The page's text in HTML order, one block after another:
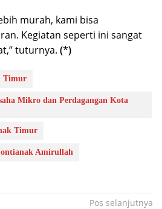
murah, kami bisa
Kegiatan seperti ini sangat
tuturnya. (*)
Timur
Mikro dan Perdagangan Kota
Timur
Amirullah
Pos selanjutnya